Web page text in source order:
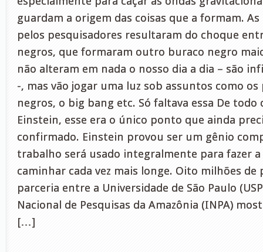
guardam a origem das coisas que a formam.
pelos pesquisadores resultaram do choque
negros, que formaram outro buraco negro
não alteram em nada o nosso dia a dia – são
-, mas vão jogar uma luz sob assuntos como
negros, o big bang etc. Só faltava essa De
Einstein, esse era o único ponto que ainda
confirmado. Einstein provou ser um gênio
trabalho será usado integralmente para fazer
caminhar cada vez mais longe. Oito milhões de
parceria entre a Universidade de São Paulo
Nacional de Pesquisas da Amazônia (INPA)
[…]